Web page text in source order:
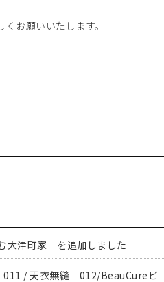
お願いいたします。
大津町家 を追加しました
/ 天衣無縫 012/BeauCureビ